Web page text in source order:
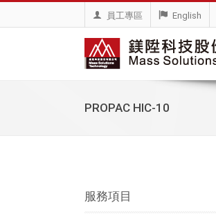
員工專區 English
PROPAC HIC-10
服務項目